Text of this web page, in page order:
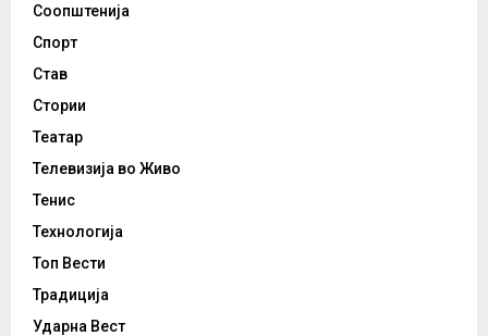
Соопштенија
Спорт
Став
Стории
Театар
Телевизија во Живо
Тенис
Технологија
Топ Вести
Традиција
Ударна Вест